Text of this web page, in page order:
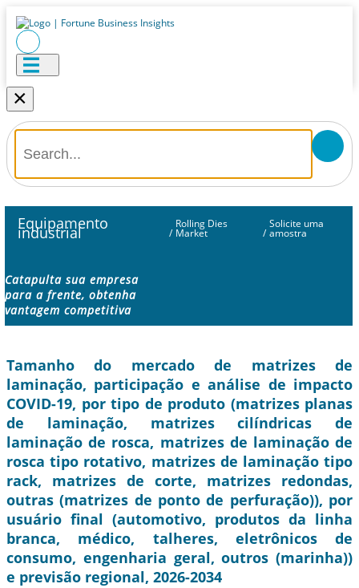
×
Equipamento
industrial /
Rolling Dies
Market /
Solicite uma
amostra
Catapulta sua empresa
para a frente, obtenha
vantagem competitiva
Tamanho do mercado de matrizes de
laminação, participação e análise de impacto
COVID-19, por tipo de produto (matrizes planas
de laminação, matrizes cilíndricas de
laminação de rosca, matrizes de laminação de
rosca tipo rotativo, matrizes de laminação tipo
rack, matrizes de corte, matrizes redondas,
outras (matrizes de ponto de perfuração)), por
usuário final (automotivo, produtos da linha
branca, médico, talheres, eletrônicos de
consumo, engenharia geral, outros (marinha))
e previsão regional, 2026-2034